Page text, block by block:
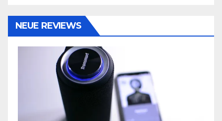
NEUE REVIEWS